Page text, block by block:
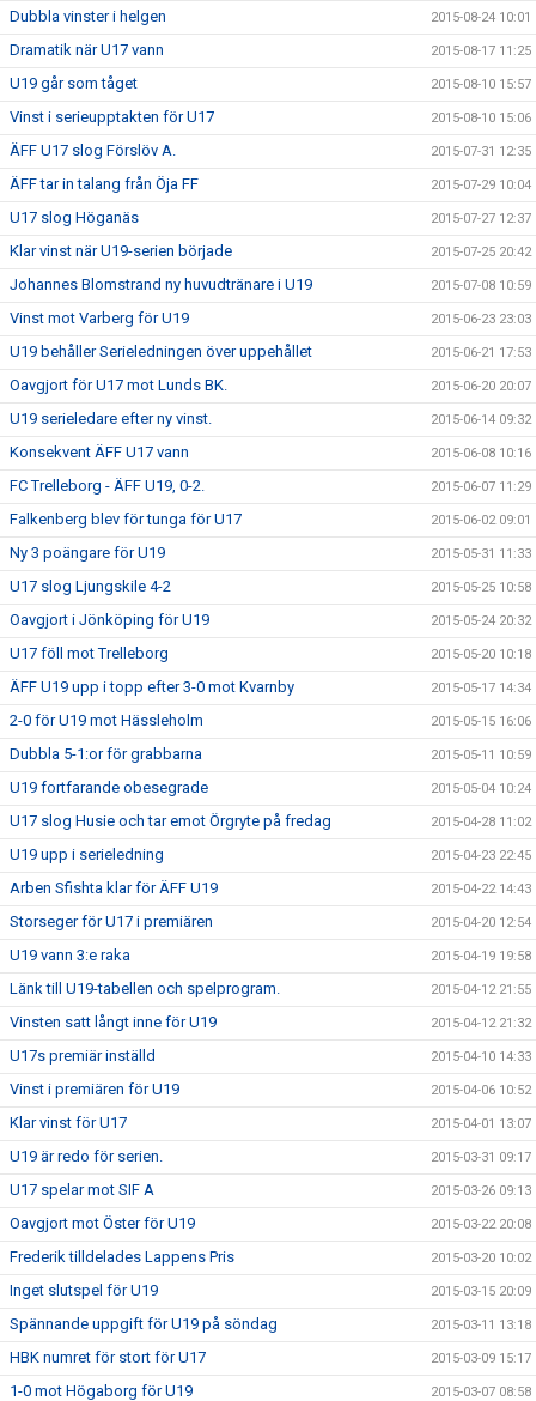
Dubbla vinster i helgen 2015-08-24 10:01
Dramatik när U17 vann 2015-08-17 11:25
U19 går som tåget 2015-08-10 15:57
Vinst i serieupptakten för U17 2015-08-10 15:06
ÄFF U17 slog Förslöv A. 2015-07-31 12:35
ÄFF tar in talang från Öja FF 2015-07-29 10:04
U17 slog Höganäs 2015-07-27 12:37
Klar vinst när U19-serien började 2015-07-25 20:42
Johannes Blomstrand ny huvudtränare i U19 2015-07-08 10:59
Vinst mot Varberg för U19 2015-06-23 23:03
U19 behåller Serieledningen över uppehållet 2015-06-21 17:53
Oavgjort för U17 mot Lunds BK. 2015-06-20 20:07
U19 serieledare efter ny vinst. 2015-06-14 09:32
Konsekvent ÄFF U17 vann 2015-06-08 10:16
FC Trelleborg - ÄFF U19, 0-2. 2015-06-07 11:29
Falkenberg blev för tunga för U17 2015-06-02 09:01
Ny 3 poängare för U19 2015-05-31 11:33
U17 slog Ljungskile 4-2 2015-05-25 10:58
Oavgjort i Jönköping för U19 2015-05-24 20:32
U17 föll mot Trelleborg 2015-05-20 10:18
ÄFF U19 upp i topp efter 3-0 mot Kvarnby 2015-05-17 14:34
2-0 för U19 mot Hässleholm 2015-05-15 16:06
Dubbla 5-1:or för grabbarna 2015-05-11 10:59
U19 fortfarande obesegrade 2015-05-04 10:24
U17 slog Husie och tar emot Örgryte på fredag 2015-04-28 11:02
U19 upp i serieledning 2015-04-23 22:45
Arben Sfishta klar för ÄFF U19 2015-04-22 14:43
Storseger för U17 i premiären 2015-04-20 12:54
U19 vann 3:e raka 2015-04-19 19:58
Länk till U19-tabellen och spelprogram. 2015-04-12 21:55
Vinsten satt långt inne för U19 2015-04-12 21:32
U17s premiär inställd 2015-04-10 14:33
Vinst i premiären för U19 2015-04-06 10:52
Klar vinst för U17 2015-04-01 13:07
U19 är redo för serien. 2015-03-31 09:17
U17 spelar mot SIF A 2015-03-26 09:13
Oavgjort mot Öster för U19 2015-03-22 20:08
Frederik tilldelades Lappens Pris 2015-03-20 10:02
Inget slutspel för U19 2015-03-15 20:09
Spännande uppgift för U19 på söndag 2015-03-11 13:18
HBK numret för stort för U17 2015-03-09 15:17
1-0 mot Högaborg för U19 2015-03-07 08:58